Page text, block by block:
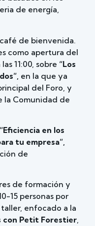
de energía,
de bienvenida.
como apertura del
11:00, sobre “Los
en la que ya
del Foro, y
la Comunidad de
“Eficiencia en los
tu empresa”,
de
de formación y
15 personas por
enfocado a la
con Petit Forestier,